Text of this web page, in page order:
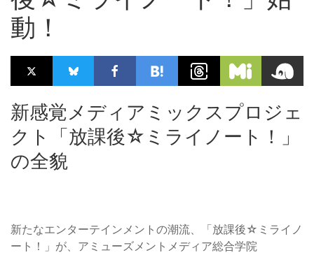
動！
新感覚メディアミックスプロジェ
クト「放課後☆ミライノート！」
の全貌
新たなエンターテインメントの潮流、「放課後☆ミライノ
ート！」が、アミューズメントメディア総合学院